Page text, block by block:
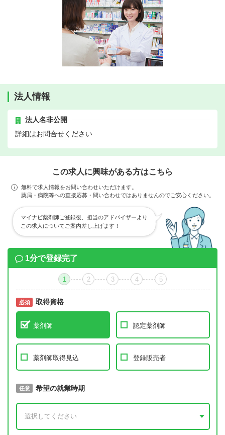
法人情報
法人名非公開
詳細はお問合せください
この求人に興味がある方はこちら
無料で求人情報をお問い合わせいただけます。
薬局・病院等への直接応募・問い合わせではありませんのでご安心ください。
マイナビ薬剤師ご登録後、担当のアドバイザーより
この求人についてご案内差し上げます！
1分で登録完了
1 2 3 4 5
必須 取得資格
薬剤師 認定薬剤師
薬剤師取得見込 登録販売者
必須 取得予定年
任意 希望の就業時期